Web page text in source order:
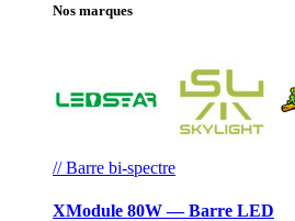
Nos marques
// Barre bi-spectre
XModule 80W — Barre LED